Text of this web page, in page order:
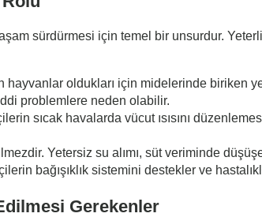
sürdürmesi için temel bir unsurdur.
hayvanlar oldukları için midelerinde biriken
problemlere neden olabilir.
sıcak havalarda vücut ısısını
Yetersiz su alımı, süt veriminde
bağışıklık sistemini destekler ve
Gerekenler